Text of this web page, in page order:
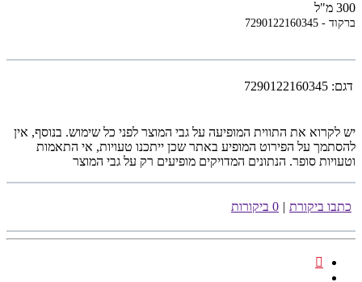
300 מ"ל
ברקוד - 7290122160345
דגם: 7290122160345
יש לקרוא את התווית המופיעה על גבי המוצר לפני כל שימוש. בנוסף, אין
להסתמך על הפירוט המופיע באתר שכן ייתכנו טעויות, אי התאמות
וטעויות סופר. הנתונים המדויקים מופיעים רק על גבי המוצר
כתבו ביקורת | 0 ביקורות